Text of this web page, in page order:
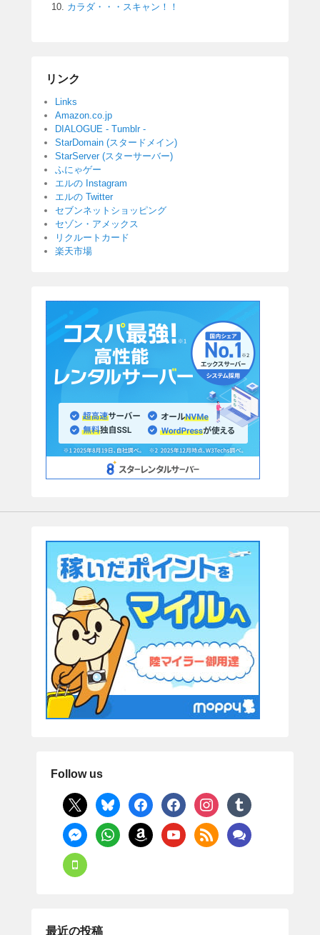
カラダ・・・スキャン！！
リンク
Links
Amazon.co.jp
DIALOGUE - Tumblr -
StarDomain (スタードメイン)
StarServer (スターサーバー)
ふにゃゲー
エルの Instagram
エルの Twitter
セブンネットショッピング
セゾン・アメックス
リクルートカード
楽天市場
Follow us
x bluesky facebookfacebookinstagramtumblr
messengerwhatsappamazon youtube rss comments
mobile
最近の投稿